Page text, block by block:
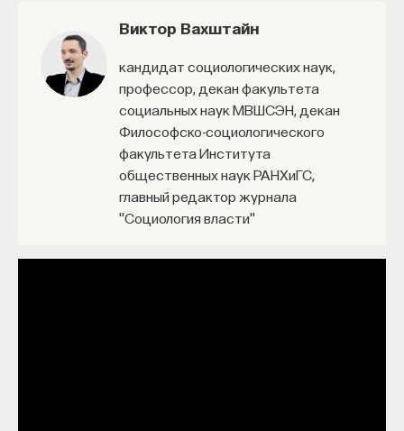
Виктор Вахштайн
кандидат социологических наук,
профессор, декан факультета
социальных наук МВШСЭН, декан
Философско-социологического
факультета Института
общественных наук РАНХиГС,
главный редактор журнала
"Социология власти"
ПАРТНЁР ПРОЕКТА
Что такое партнёрский материал?